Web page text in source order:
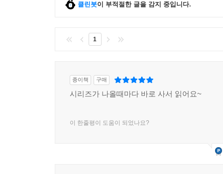
클린봇이 부적절한 글을 감지 중입니다.
1
종이책 구매
시리즈가 나올때마다 바로 사서 읽어요~
이 한줄평이 도움이 되었나요?